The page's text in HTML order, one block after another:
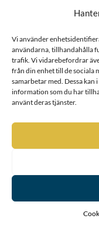
Vi använder
användarna, tillhandahålla
trafik. Vi vidarebefordrar
från din enhet till de sociala
samarbetar med. Dessa
information som du har
använt deras tjänster.
Ehrenhielm
Ointroducerad
871
Ehrenklo
1010 B
1354
Ehrenman
1261
1313
Ointroducerad
1900
Ointroducerad